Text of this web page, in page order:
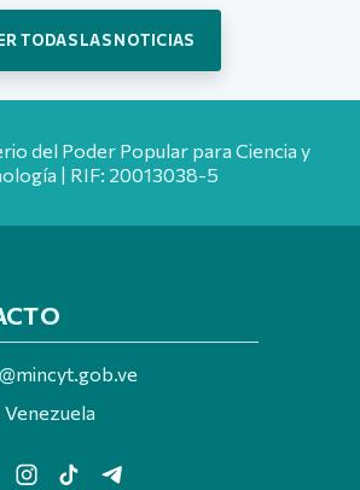
TODAS LAS NOTICIAS
del Poder Popular para Ciencia y
| RIF: 20013038-5
Venezuela